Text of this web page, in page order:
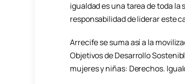
igualdad es una tarea de toda
responsabilidad de liderar este
Arrecife se suma así a la
Objetivos de Desarrollo
mujeres y niñas: Derechos.